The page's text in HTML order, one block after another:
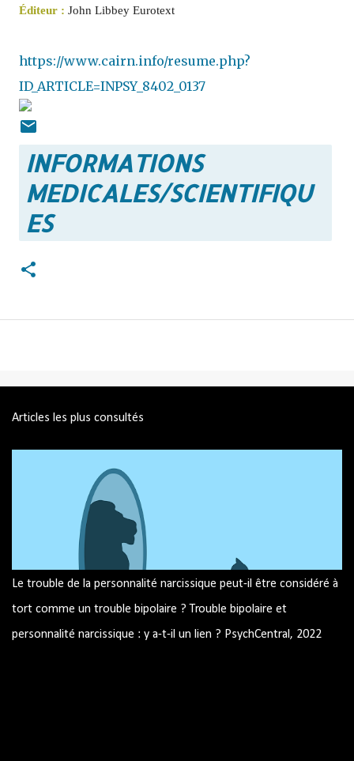
Éditeur : John Libbey Eurotext
https://www.cairn.info/resume.php?
ID_ARTICLE=INPSY_8402_0137
INFORMATIONS
MEDICALES/SCIENTIFIQU
ES
Articles les plus consultés
Le trouble de la personnalité narcissique peut-il être considéré à
tort comme un trouble bipolaire ? Trouble bipolaire et
personnalité narcissique : y a-t-il un lien ? PsychCentral, 2022